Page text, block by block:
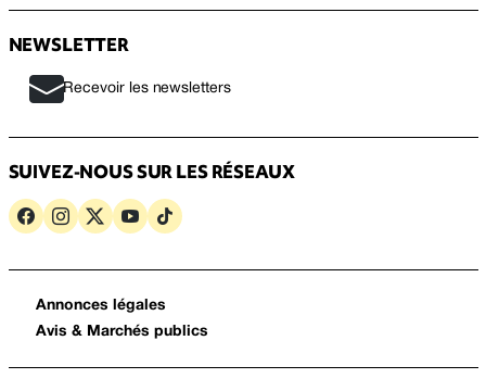
NEWSLETTER
Recevoir les newsletters
SUIVEZ-NOUS SUR LES RÉSEAUX
Annonces légales
Avis & Marchés publics